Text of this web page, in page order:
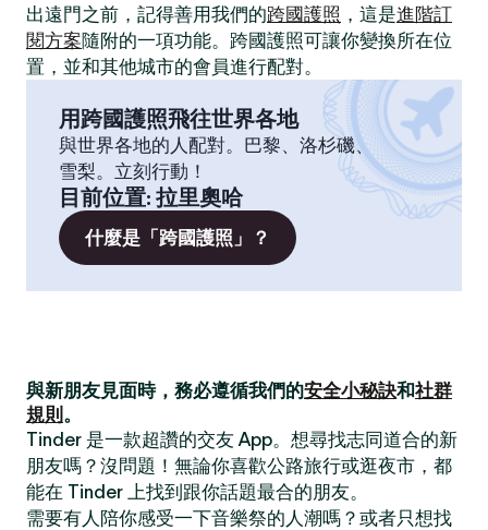
出遠門之前，記得善用我們的跨國護照 ，這是進階訂
閱方案隨附的一項功能。跨國護照可讓你變換所在位
置，並和其他城市的會員進行配對。
用跨國護照飛往世界各地
與世界各地的人配對。巴黎、洛杉磯、
雪梨。立刻行動！
目前位置: 拉里奧哈
什麼是「跨國護照」？
與新朋友見面時，務必遵循我們的安全小秘訣和社群
規則 。
Tinder 是一款超讚的交友 App。想尋找志同道合的新
朋友嗎？沒問題！無論你喜歡公路旅行或逛夜市，都
能在 Tinder 上找到跟你話題最合的朋友。
需要有人陪你感受一下音樂祭的人潮嗎？或者只想找